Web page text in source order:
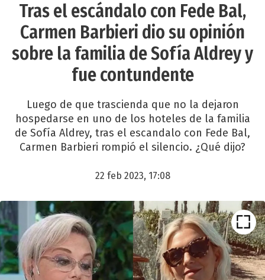
Tras el escándalo con Fede Bal,
Carmen Barbieri dio su opinión
sobre la familia de Sofía Aldrey y
fue contundente
Luego de que trascienda que no la dejaron
hospedarse en uno de los hoteles de la familia
de Sofía Aldrey, tras el escandalo con Fede Bal,
Carmen Barbieri rompió el silencio. ¿Qué dijo?
22 feb 2023, 17:08